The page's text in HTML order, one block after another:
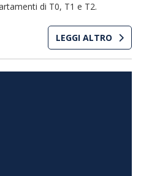
di T0, T1 e T2.
LEGGI ALTRO